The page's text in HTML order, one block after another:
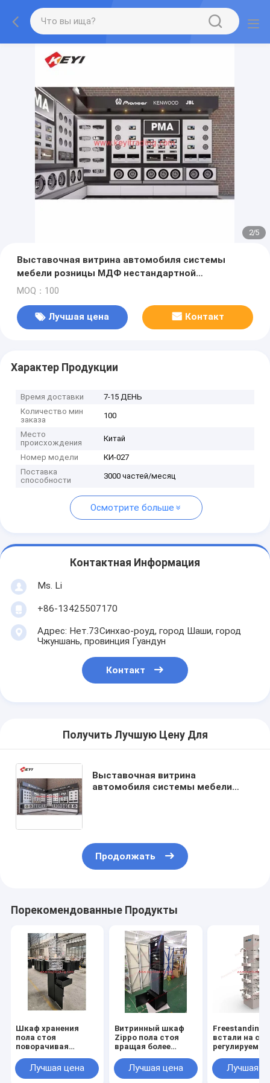
2/5
Выставочная витрина автомобиля системы
мебели розницы МДФ нестандартной
конструкции аудио с светом приведенным
MOQ：100
Лучшая цена Контакт
Характер Продукции
Время доставки
7-15 ДЕНЬ
Количество мин
заказа
100
Место
происхождения
Китай
Номер модели
КИ-027
Поставка
способности
3000 частей/месяц
Осмотрите больше
Контактная Информация
Ms. Li
+86-13425507170
Адрес: Нет.73Синхао-роуд, город Шаши, город
Чжуншань, провинция Гуандун
Контакт
Получить Лучшую Цену Для
Выставочная витрина
автомобиля системы мебели
Продолжать
Порекомендованные Продукты
Шкаф хранения
пола стоя
поворачивая
витринный шкаф
ножа с ящиком
Лучшая цена
Витринный шкаф
Zippo пола стоя
вращая более
хранения
Лучшая цена
Freestanding
встали на
регулируемая
выставочная
витрина
Лучшая